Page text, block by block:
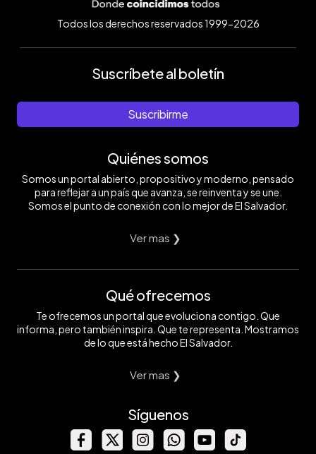
Todos los derechos reservados 1999-2026
Suscríbete al boletín
Suscribirme
Quiénes somos
Somos un portal abierto, propositivo y moderno, pensado
para reflejar a un país que avanza, se reinventa y se une.
Somos el punto de conexión con lo mejor de El Salvador.
Ver mas ❯
Qué ofrecemos
Te ofrecemos un portal que evoluciona contigo. Que
informa, pero también inspira. Que te representa. Mostramos
de lo que está hecho El Salvador.
Ver mas ❯
Síguenos